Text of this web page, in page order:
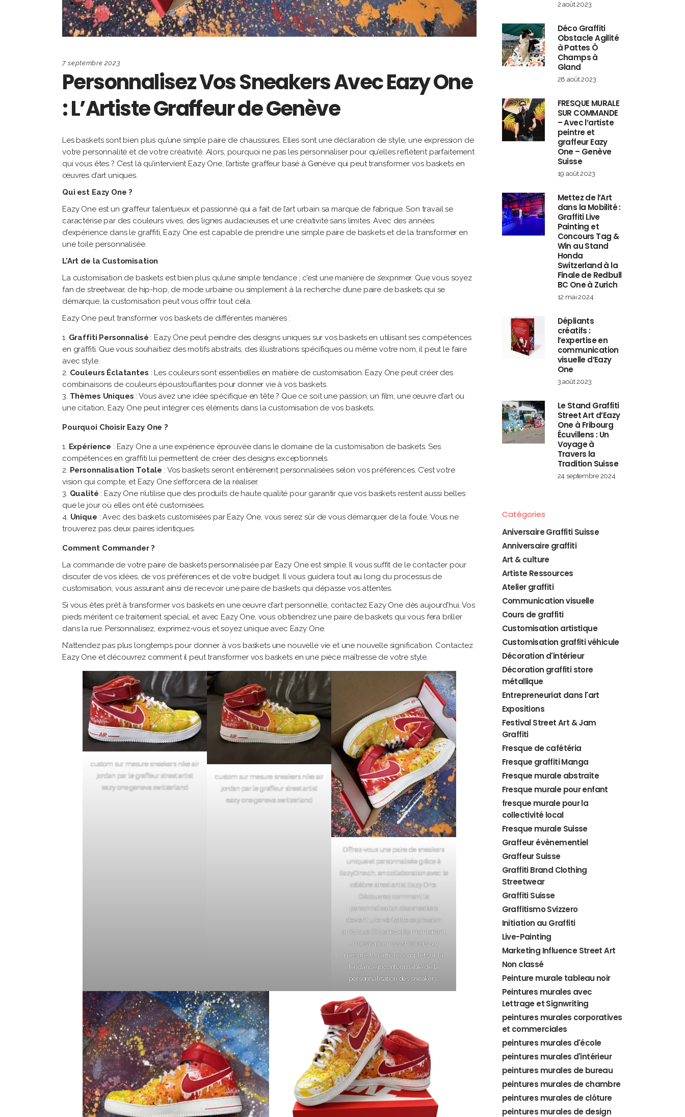
7 septembre 2023
Personnalisez Vos Sneakers Avec Eazy One
: L’Artiste Graffeur de Genève
Les baskets sont bien plus qu’une simple paire de chaussures. Elles sont une déclaration de style, une expression de
votre personnalité et de votre créativité. Alors, pourquoi ne pas les personnaliser pour qu’elles reflètent parfaitement
qui vous êtes ? C’est là qu’intervient Eazy One, l’artiste graffeur basé à Genève qui peut transformer vos baskets en
œuvres d’art uniques.
Qui est Eazy One ?
Eazy One est un graffeur talentueux et passionné qui a fait de l’art urbain sa marque de fabrique. Son travail se
caractérise par des couleurs vives, des lignes audacieuses et une créativité sans limites. Avec des années
d’expérience dans le graffiti, Eazy One est capable de prendre une simple paire de baskets et de la transformer en
une toile personnalisée.
L’Art de la Customisation
La customisation de baskets est bien plus qu’une simple tendance ; c’est une manière de s’exprimer. Que vous soyez
fan de streetwear, de hip-hop, de mode urbaine ou simplement à la recherche d’une paire de baskets qui se
démarque, la customisation peut vous offrir tout cela.
Eazy One peut transformer vos baskets de différentes manières :
Graffiti Personnalisé : Eazy One peut peindre des designs uniques sur vos baskets en utilisant ses compétences
en graffiti. Que vous souhaitiez des motifs abstraits, des illustrations spécifiques ou même votre nom, il peut le faire
avec style.
Couleurs Éclatantes : Les couleurs sont essentielles en matière de customisation. Eazy One peut créer des
combinaisons de couleurs époustouflantes pour donner vie à vos baskets.
Thèmes Uniques : Vous avez une idée spécifique en tête ? Que ce soit une passion, un film, une œuvre d’art ou
une citation, Eazy One peut intégrer ces éléments dans la customisation de vos baskets.
Pourquoi Choisir Eazy One ?
Expérience : Eazy One a une expérience éprouvée dans le domaine de la customisation de baskets. Ses
compétences en graffiti lui permettent de créer des designs exceptionnels.
Personnalisation Totale : Vos baskets seront entièrement personnalisées selon vos préférences. C’est votre
vision qui compte, et Eazy One s’efforcera de la réaliser.
Qualité : Eazy One n’utilise que des produits de haute qualité pour garantir que vos baskets restent aussi belles
que le jour où elles ont été customisées.
Unique : Avec des baskets customisées par Eazy One, vous serez sûr de vous démarquer de la foule. Vous ne
trouverez pas deux paires identiques.
Comment Commander ?
La commande de votre paire de baskets personnalisée par Eazy One est simple. Il vous suffit de le contacter pour
discuter de vos idées, de vos préférences et de votre budget. Il vous guidera tout au long du processus de
customisation, vous assurant ainsi de recevoir une paire de baskets qui dépasse vos attentes.
Si vous êtes prêt à transformer vos baskets en une œuvre d’art personnelle, contactez Eazy One dès aujourd’hui. Vos
pieds méritent ce traitement spécial, et avec Eazy One, vous obtiendrez une paire de baskets qui vous fera briller
dans la rue. Personnalisez, exprimez-vous et soyez unique avec Eazy One.
N’attendez pas plus longtemps pour donner à vos baskets une nouvelle vie et une nouvelle signification. Contactez
Eazy One et découvrez comment il peut transformer vos baskets en une pièce maîtresse de votre style.
custom sur mesure sneakers nike air
jordan par le graffeur street artist
eazy one geneva switzerland
custom sur mesure sneakers nike air
jordan par le graffeur street artist
eazy one geneva switzerland
Offrez-vous une paire de sneakers
unique et personnalisée grâce à
EazyOne.ch, en collaboration avec le
célèbre street artist Eazy One.
Découvrez comment la
personnalisation des sneakers
devient une véritable expression
artistique. Obtenez dès maintenant
un devis pour vos sneakers sur
mesure. Un article complet sur la
tendance incontournable de la
personnalisation des sneakers.
2 août 2023
Déco Graffiti
Obstacle Agilité
à Pattes Ô
Champs à
Gland
28 août 2023
FRESQUE MURALE
SUR COMMANDE
– Avec l’artiste
peintre et
graffeur Eazy
One – Genève
Suisse
19 août 2023
Mettez de l’Art
dans la Mobilité :
Graffiti Live
Painting et
Concours Tag &
Win au Stand
Honda
Switzerland à la
Finale de Redbull
BC One à Zurich
12 mai 2024
Dépliants
créatifs :
l’expertise en
communication
visuelle d’Eazy
One
3 août 2023
Le Stand Graffiti
Street Art d’Eazy
One à Fribourg
Écuvillens : Un
Voyage à
Travers la
Tradition Suisse
24 septembre 2024
Catégories
Aniversaire Graffiti Suisse
Anniversaire graffiti
Art & culture
Artiste Ressources
Atelier graffiti
Communication visuelle
Cours de graffiti
Customisation artistique
Customisation graffiti véhicule
Décoration d'intérieur
Décoration graffiti store
métallique
Entrepreneuriat dans l'art
Expositions
Festival Street Art & Jam
Graffiti
Fresque de cafétéria
Fresque graffiti Manga
Fresque murale abstraite
Fresque murale pour enfant
fresque murale pour la
collectivité local
Fresque murale Suisse
Graffeur évènementiel
Graffeur Suisse
Graffiti Brand Clothing
Streetwear
Graffiti Suisse
Graffitismo Svizzero
Initiation au Graffiti
Live-Painting
Marketing Influence Street Art
Non classé
Peinture murale tableau noir
Peintures murales avec
Lettrage et Signwriting
peintures murales corporatives
et commerciales
peintures murales d'école
peintures murales d'intérieur
peintures murales de bureau
peintures murales de chambre
peintures murales de clôture
peintures murales de design